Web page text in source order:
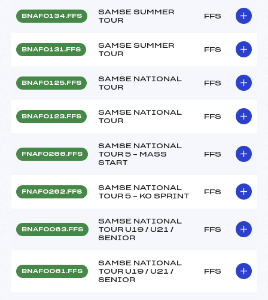
BNAF0134.FFS
SAMSE SUMMER
TOUR
FFS
BNAF0131.FFS
SAMSE SUMMER
TOUR
FFS
BNAF0125.FFS
SAMSE NATIONAL
TOUR
FFS
BNAF0123.FFS
SAMSE NATIONAL
TOUR
FFS
FNAF0266.FFS
SAMSE NATIONAL
TOUR 5 – MASS
START
FFS
FNAF0262.FFS
SAMSE NATIONAL
TOUR 5 – KO SPRINT
FFS
BNAF0063.FFS
SAMSE NATIONAL
TOUR U19 / U21 /
SENIOR
FFS
BNAF0061.FFS
SAMSE NATIONAL
TOUR U19 / U21 /
SENIOR
FFS